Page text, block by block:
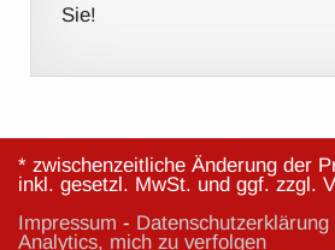
Sie!
* zwischenzeitliche Änderung der
inkl. gesetzl. MwSt. und ggf. zzgl.
Impressum - Datenschutzerklärung
Analytics, mich zu verfolgen